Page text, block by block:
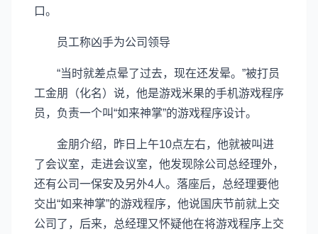
口。
员工称凶手为公司领导
“当时就差点晕了过去，现在还发晕。”被打员
工金朋（化名）说，他是游戏米果的手机游戏程序
员，负责一个叫“如来神掌”的游戏程序设计。
金朋介绍，昨日上午10点左右，他就被叫进
了会议室，走进会议室，他发现除公司总经理外，
还有公司一保安及另外4人。落座后，总经理要他
交出“如来神掌”的游戏程序，他说国庆节前就上交
公司了，后来，总经理又怀疑他在将游戏程序上交